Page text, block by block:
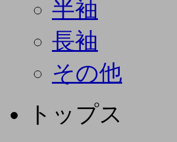
半袖
長袖
その他
トップス